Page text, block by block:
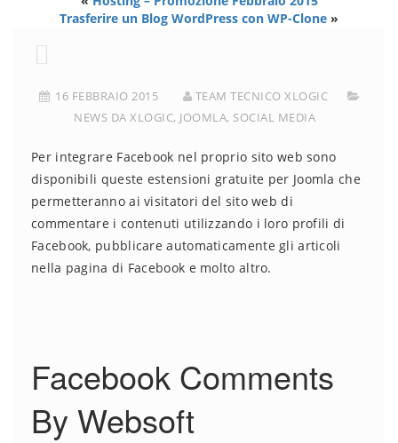
Trasferire un Blog WordPress con WP-Clone »
16 FEBBRAIO 2015
TEAM TECNICO XLOGIC
NEWS DA XLOGIC, JOOMLA, SOCIAL MEDIA
Per integrare Facebook nel proprio sito web sono
disponibili queste estensioni gratuite per Joomla che
permetteranno ai visitatori del sito web di
commentare i contenuti utilizzando i loro profili di
Facebook, pubblicare automaticamente gli articoli
nella pagina di Facebook e molto altro.
Facebook Comments
By Websoft